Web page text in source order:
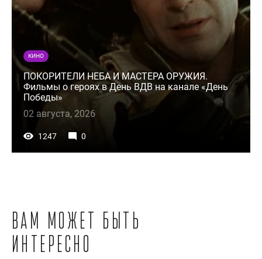
КИНО
ПОКОРИТЕЛИ НЕБА И МАСТЕРА ОРУЖИЯ.
Фильмы о героях в День ВДВ на канале «День
Победы»
02 августа, 2026
1247 0
Вам может быть
интересно